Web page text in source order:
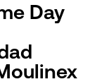
Day